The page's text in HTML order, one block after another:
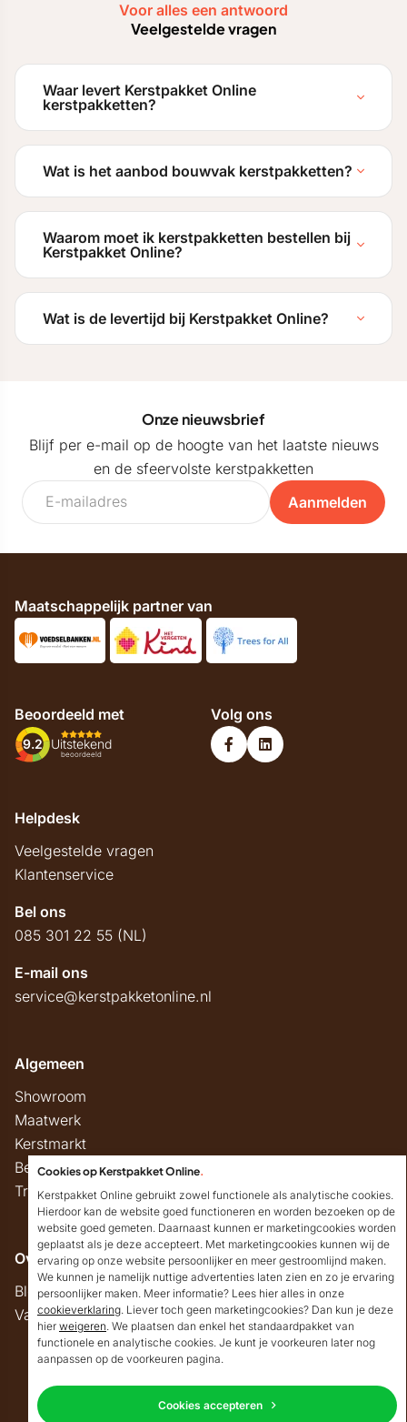
Voor alles een antwoord
Veelgestelde vragen
Waar levert Kerstpakket Online
kerstpakketten?
Wat is het aanbod bouwvak kerstpakketten?
Waarom moet ik kerstpakketten bestellen bij
Kerstpakket Online?
Wat is de levertijd bij Kerstpakket Online?
Onze nieuwsbrief
Blijf per e-mail op de hoogte van het laatste nieuws
en de sfeervolste kerstpakketten
Aanmelden
Maatschappelijk partner van
Beoordeeld met
9.2 Uitstekend
beoordeeld
Volg ons
Helpdesk
Veelgestelde vragen
Klantenservice
Bel ons
085 301 22 55 (NL)
E-mail ons
service@kerstpakketonline.nl
Algemeen
Showroom
Maatwerk
Kerstmarkt
Belastingregels
Track & Trace
Overig
Blog
Vacatures
Copyright © 2026 Kerstpakket Online
Goedendag!
Mocht ik je ergens mee
kunnen helpen, dan
verneem ik dat graag.
Cookies op Kerstpakket Online.
Kerstpakket Online gebruikt zowel functionele als analytische cookies.
Hierdoor kan de website goed functioneren en worden bezoeken op de
website goed gemeten. Daarnaast kunnen er marketingcookies worden
geplaatst als je deze accepteert. Met marketingcookies kunnen wij de
ervaring op onze website persoonlijker en meer gestroomlijnd maken.
We kunnen je namelijk nuttige advertenties laten zien en zo je ervaring
persoonlijker maken. Meer informatie? Lees hier alles in onze
cookieverklaring. Liever toch geen marketingcookies? Dan kun je deze
hier weigeren. We plaatsen dan enkel het standaardpakket van
functionele en analytische cookies. Je kunt je voorkeuren later nog
aanpassen op de voorkeuren pagina.
Cookies accepteren